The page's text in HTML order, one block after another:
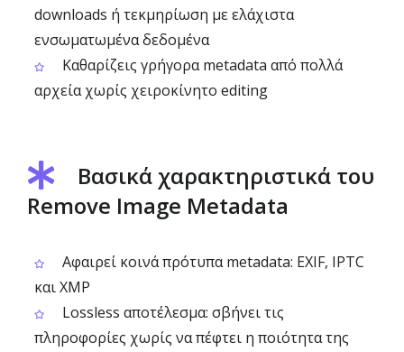
downloads ή τεκμηρίωση με ελάχιστα
ενσωματωμένα δεδομένα
Καθαρίζεις γρήγορα metadata από πολλά
αρχεία χωρίς χειροκίνητο editing
Βασικά χαρακτηριστικά του
Remove Image Metadata
Αφαιρεί κοινά πρότυπα metadata: EXIF, IPTC
και XMP
Lossless αποτέλεσμα: σβήνει τις
πληροφορίες χωρίς να πέφτει η ποιότητα της